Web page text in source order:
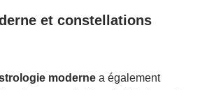
et constellations
moderne a également